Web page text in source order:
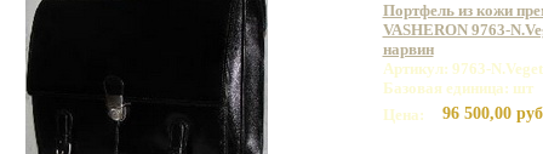
Портфель из кожи
VASHERON 9763-
нарвин
Артикул: 9763-
Базовая единица: шт
Цена:
96 500,00